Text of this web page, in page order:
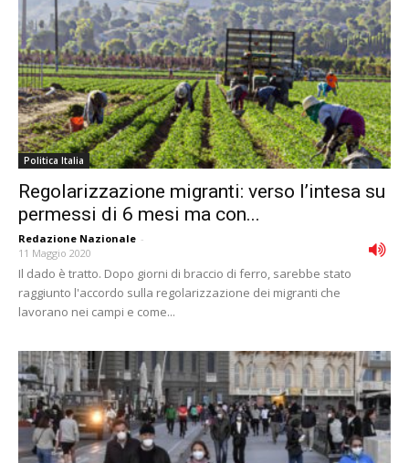
Politica Italia
Regolarizzazione migranti: verso l’intesa su
permessi di 6 mesi ma con...
Redazione Nazionale -
11 Maggio 2020
Il dado è tratto. Dopo giorni di braccio di ferro, sarebbe stato
raggiunto l'accordo sulla regolarizzazione dei migranti che
lavorano nei campi e come...